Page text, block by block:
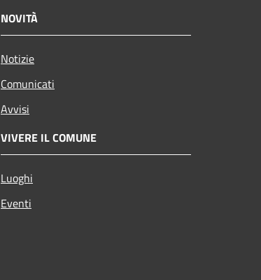
NOVITÀ
Notizie
Comunicati
Avvisi
VIVERE IL COMUNE
Luoghi
Eventi